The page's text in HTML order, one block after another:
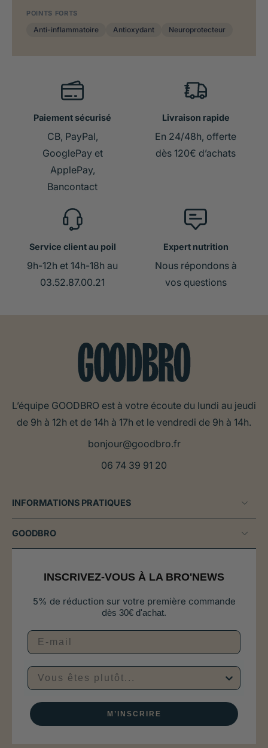
POINTS FORTS
Anti-inflammatoire Antioxydant Neuroprotecteur
Paiement sécurisé
CB, PayPal,
GooglePay et
ApplePay,
Bancontact
Livraison rapide
En 24/48h, offerte
dès 120€ d’achats
Service client au poil
9h-12h et 14h-18h au
03.52.87.00.21
Expert nutrition
Nous répondons à
vos questions
L’équipe GOODBRO est à votre écoute du lundi au jeudi
de 9h à 12h et de 14h à 17h et le vendredi de 9h à 14h.
bonjour@goodbro.fr
06 74 39 91 20
INFORMATIONS PRATIQUES
GOODBRO
INSCRIVEZ-VOUS À LA BRO'NEWS
5% de réduction sur votre première commande
dès 30€ d'achat.
Vous êtes plutôt...
M’INSCRIRE